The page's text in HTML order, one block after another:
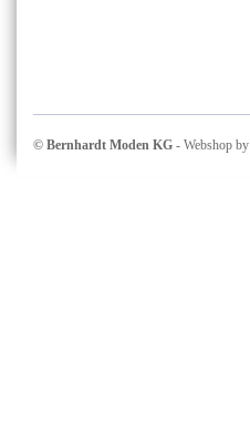
© Bernhardt Moden KG - Webshop by